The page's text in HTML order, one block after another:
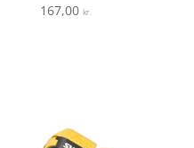
167,00 kr.